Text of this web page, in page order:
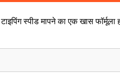
स्पीड मापने का एक खास